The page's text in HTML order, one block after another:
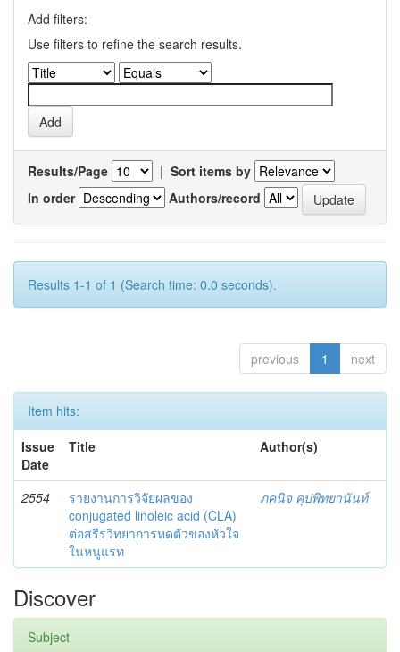
Add filters:
Use filters to refine the search results.
Results/Page | Sort items by
In order
Authors/record
Results 1-1 of 1 (Search time: 0.0 seconds).
previous 1 next
Item hits:
Issue
Date
Title Author(s)
2554
รายงานการวิจัยผลของ
conjugated linoleic acid (CLA)
ต่อสรีรวิทยาการหดตัวของหัวใจ
ในหนูแรท
ภคนิจ คุปพิทยานันท์
Discover
Subject